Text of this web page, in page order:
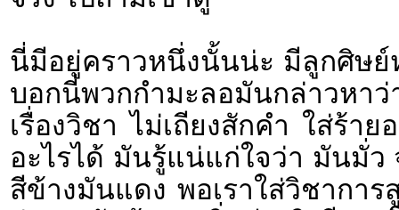
นี่มีอยู่คราวหนึ่งนั้นน่ะ มีลูกศิษย์
บอกนี่พวกกำมะลอมันกล่าวหา
เรื่องวิชา ไม่เถียงสักคำ ใส่ร้า
อะไรได้ มันรู้แน่แก่ใจว่า มันมั่ว
สีข้างมันแดง พอเราใส่วิชากา